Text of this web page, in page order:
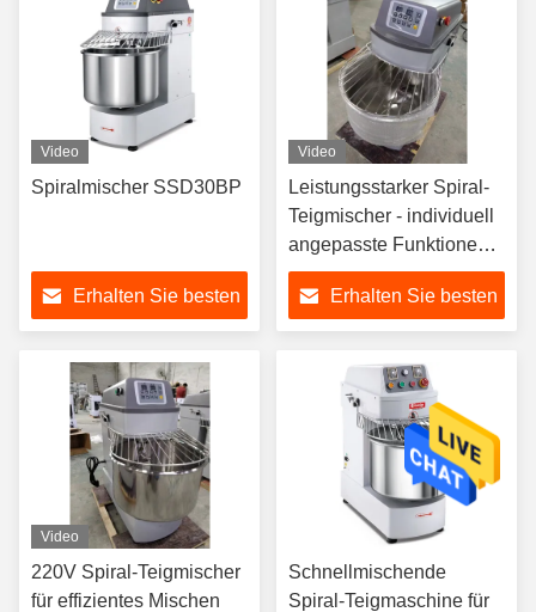
Video
Spiralmischer SSD30BP
Erhalten Sie besten
Video
Leistungsstarker Spiral-
Teigmischer - individuell
angepasste Funktionen
und 3-7,5 kW Leistung
Erhalten Sie besten
Video
220V Spiral-Teigmischer
für effizientes Mischen
Schnellmischende
Spiral-Teigmaschine für